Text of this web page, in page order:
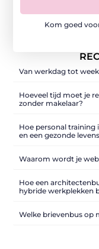
Kom goed
Van werkdag tot
Hoeveel tijd moet je
zonder makelaar?
Hoe personal training
en een gezonde
Waarom wordt je
Hoe een
hybride werkplekken
Welke brievenbus op